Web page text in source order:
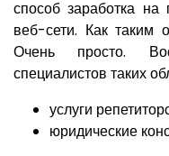
способ заработка на
веб-сети. Как таким
Очень просто.
специалистов таких
услуги
юридические